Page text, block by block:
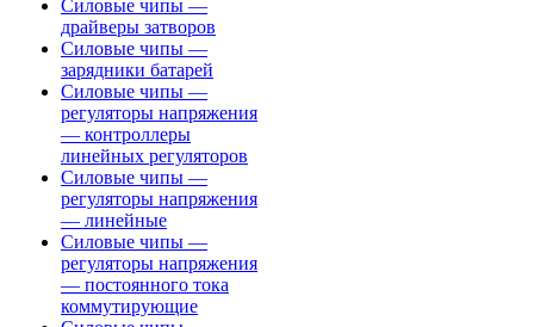
Силовые чипы —
драйверы затворов
Силовые чипы —
зарядники батарей
Силовые чипы —
регуляторы напряжения
— контроллеры
линейных регуляторов
Силовые чипы —
регуляторы напряжения
— линейные
Силовые чипы —
регуляторы напряжения
— постоянного тока
коммутирующие